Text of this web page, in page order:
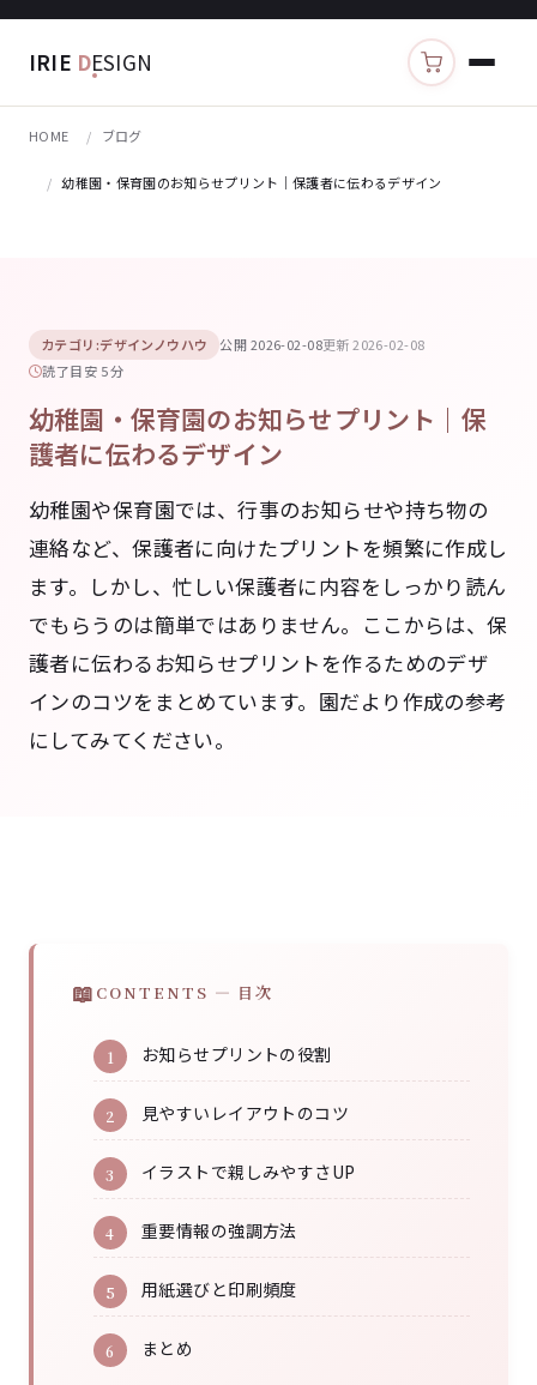
IRIE DESIGN カートを見る
HOME ブログ
幼稚園・保育園のお知らせプリント｜保護者に伝わるデザイン
カテゴリ:デザインノウハウ 公開 2026-02-08更新 2026-02-08
読了目安 5 分
幼稚園・保育園のお知らせプリント｜保
護者に伝わるデザイン
幼稚園や保育園では、行事のお知らせや持ち物の
連絡など、保護者に向けたプリントを頻繁に作成し
ます。しかし、忙しい保護者に内容をしっかり読ん
でもらうのは簡単ではありません。ここからは、保
護者に伝わるお知らせプリントを作るためのデザ
インのコツをまとめています。園だより作成の参考
にしてみてください。
CONTENTS — 目次
お知らせプリントの役割
見やすいレイアウトのコツ
イラストで親しみやすさUP
重要情報の強調方法
用紙選びと印刷頻度
まとめ